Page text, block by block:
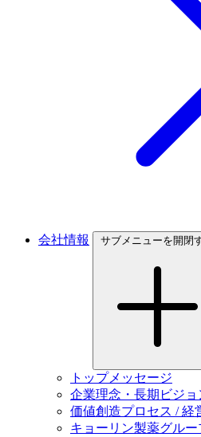
会社情報 サブメニューを開閉
トップメッセージ
企業理念・長期ビジ
価値創造プロセス / 経
キョーリン製薬グルー